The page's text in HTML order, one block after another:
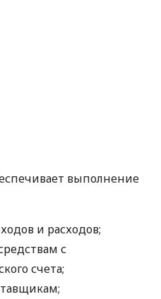
выполнение
и расходов;
с
счета;